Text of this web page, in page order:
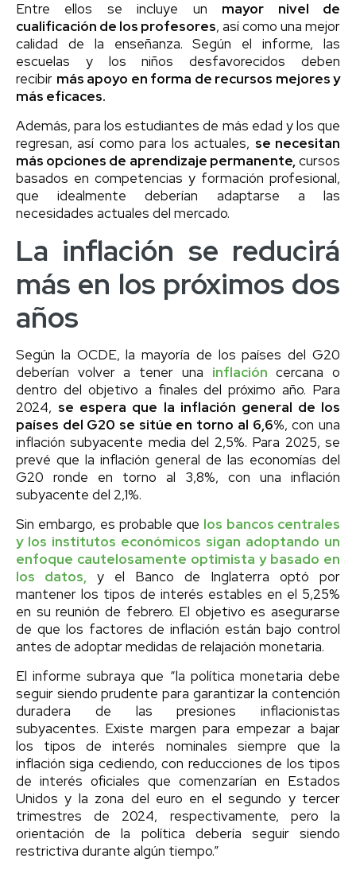
Entre ellos se incluye un mayor nivel de
cualificación de los profesores, así como una mejor
calidad de la enseñanza. Según el informe, las
escuelas y los niños desfavorecidos deben
recibir más apoyo en forma de recursos mejores y
más eficaces.
Además, para los estudiantes de más edad y los que
regresan, así como para los actuales, se necesitan
más opciones de aprendizaje permanente,cursos
basados en competencias y formación profesional,
que idealmente deberían adaptarse a las
necesidades actuales del mercado.
La inflación se reducirá
más en los próximos dos
años
Según la OCDE, la mayoría de los países del G20
deberían volver a tener una inflación cercana o
dentro del objetivo a finales del próximo año. Para
2024, se espera que la inflación general de los
países del G20 se sitúe en torno al 6,6%, con una
inflación subyacente media del 2,5%. Para 2025, se
prevé que la inflación general de las economías del
G20 ronde en torno al 3,8%, con una inflación
subyacente del 2,1%.
Sin embargo, es probable que los bancos centrales
y los institutos económicos sigan adoptando un
enfoque cautelosamente optimista y basado en
los datos, y el Banco de Inglaterra optó por
mantener los tipos de interés estables en el 5,25%
en su reunión de febrero. El objetivo es asegurarse
de que los factores de inflación están bajo control
antes de adoptar medidas de relajación monetaria.
El informe subraya que “la política monetaria debe
seguir siendo prudente para garantizar la contención
duradera de las presiones inflacionistas
subyacentes. Existe margen para empezar a bajar
los tipos de interés nominales siempre que la
inflación siga cediendo, con reducciones de los tipos
de interés oficiales que comenzarían en Estados
Unidos y la zona del euro en el segundo y tercer
trimestres de 2024, respectivamente, pero la
orientación de la política debería seguir siendo
restrictiva durante algún tiempo.”